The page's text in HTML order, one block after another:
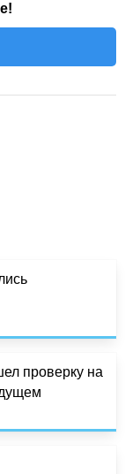
проверку на